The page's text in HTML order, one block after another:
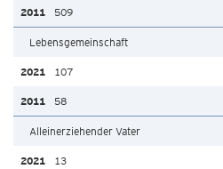
509
Lebensgemeinschaft
107
58
Alleinerziehender Vater
13